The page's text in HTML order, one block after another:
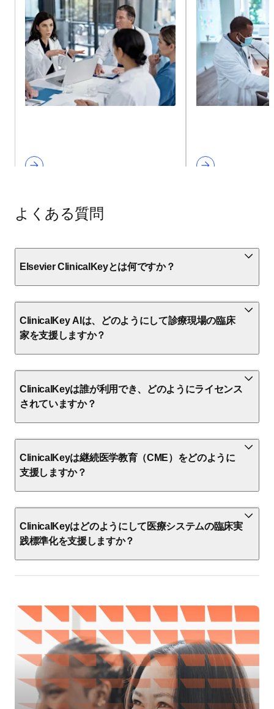
よくある質問
Elsevier ClinicalKeyとは何ですか？
ClinicalKey AIは、どのようにして診療現場の臨床
家を支援しますか？
ClinicalKeyは誰が利用でき、どのようにライセンス
されていますか？
ClinicalKeyは継続医学教育（CME）をどのように
支援しますか？
ClinicalKeyはどのようにして医療システムの臨床実
践標準化を支援しますか？